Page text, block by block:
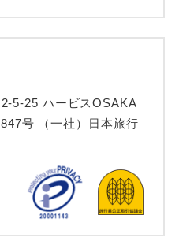
5-25 ハービスOSAKA
号 （一社）日本旅行